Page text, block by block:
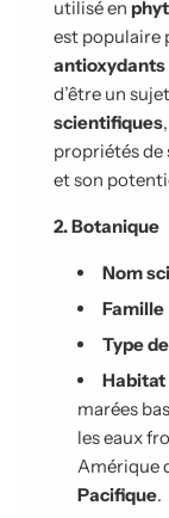
utilisé en
est populaire
antioxydants
d’être un
scientifiques
propriétés de
et son
2. Botanique
Nom
Famille
Type
Habitat
marées
les eaux
Amérique
Pacifique.